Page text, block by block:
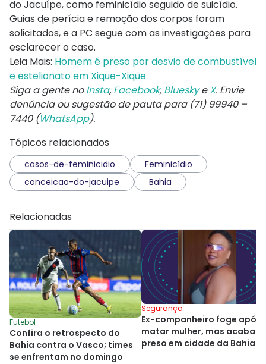
do Jacuípe, como feminicídio seguido de suicídio.
Guias de perícia e remoção dos corpos foram
solicitados, e a PC segue com as investigações para
esclarecer o caso.
Leia Mais: Homem é preso por desvio de combustível
e estelionato em Xique-Xique
Siga a gente noInsta, Facebook, BlueskyeX. Envie
denúncia ou sugestão de pauta para (71) 99940 –
7440 (WhatsApp).
Tópicos relacionados
casos-de-feminicidio
Feminicídio
conceicao-do-jacuipe
Bahia
Relacionadas
Futebol
Confira o retrospecto do
Bahia contra o Vasco; times
se enfrentam no domingo
Segurança
Ex-companheiro foge após
matar mulher, mas acaba
preso em cidade da Bahia